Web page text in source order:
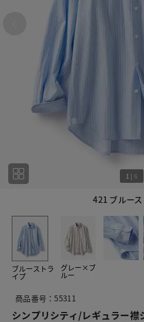
421 ブルー
1 | 6
ブルーストラ
イプ
グレー×ブ
ルー
1 6
商品番号：55311
シンプリシティ/レギュラー襟
この商品をシェアする
シンプリシティ/レギ
¥4,990 税込¥5,489